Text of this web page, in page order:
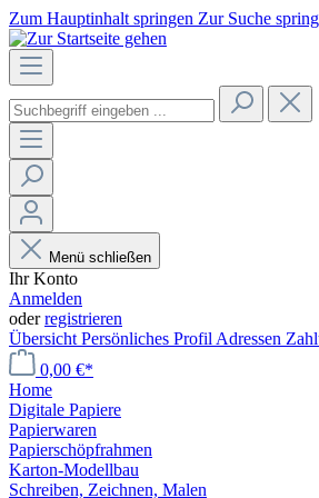
Zum Hauptinhalt springen Zur Suche
Menü schließen
Ihr Konto
Anmelden
oderregistrieren
Übersicht Persönliches Profil Adressen
0,00 €*
Home
Digitale Papiere
Papierwaren
Papierschöpfrahmen
Karton-Modellbau
Schreiben, Zeichnen, Malen